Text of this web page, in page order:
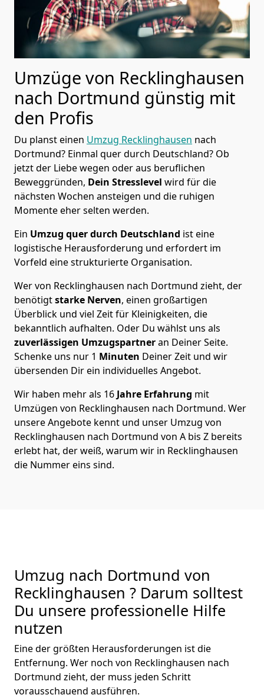
Umzüge von Recklinghausen
nach Dortmund günstig mit
den Profis
Du planst einen Umzug Recklinghausen nach
Dortmund? Einmal quer durch Deutschland? Ob
jetzt der Liebe wegen oder aus beruflichen
Beweggründen, Dein Stresslevel wird für die
nächsten Wochen ansteigen und die ruhigen
Momente eher selten werden.
Ein Umzug quer durch Deutschland ist eine
logistische Herausforderung und erfordert im
Vorfeld eine strukturierte Organisation.
Wer von Recklinghausen nach Dortmund zieht, der
benötigtstarke Nerven, einen großartigen
Überblick und viel Zeit für Kleinigkeiten, die
bekanntlich aufhalten. Oder Du wählst uns als
zuverlässigen Umzugspartneran Deiner Seite.
Schenke uns nur 1 Minuten Deiner Zeit und wir
übersenden Dir ein individuelles Angebot.
Wir haben mehr als 16 Jahre Erfahrung mit
Umzügen von Recklinghausen nach Dortmund. Wer
unsere Angebote kennt und unser Umzug von
Recklinghausen nach Dortmund von A bis Z bereits
erlebt hat, der weiß, warum wir in Recklinghausen
die Nummer eins sind.
Umzug nach Dortmund von
Recklinghausen ? Darum solltest
Du unsere professionelle Hilfe
nutzen
Eine der größten Herausforderungen ist die
Entfernung. Wer noch von Recklinghausen nach
Dortmund zieht, der muss jeden Schritt
vorausschauend ausführen.